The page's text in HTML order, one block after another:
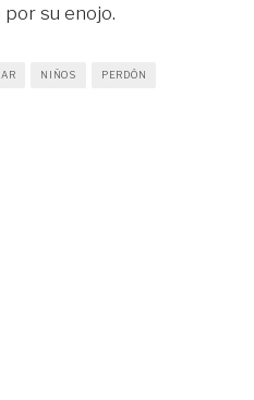
su enojo.
NIÑOS PERDÓN